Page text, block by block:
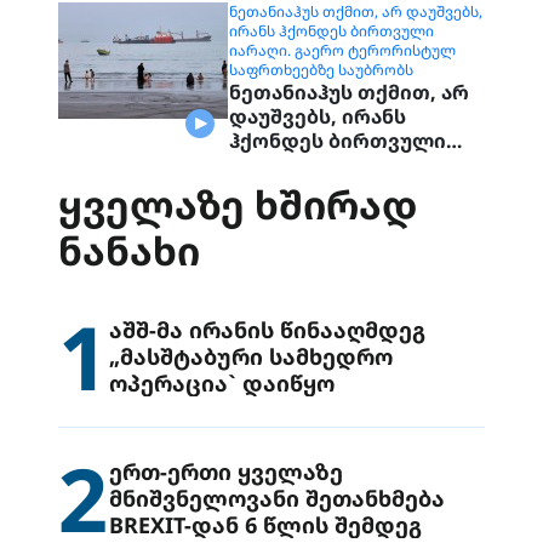
ᲜᲔᲗᲐᲜᲘᲐᲰᲣᲡ ᲗᲥᲛᲘᲗ, ᲐᲠ ᲓᲐᲣᲨᲕᲔᲑᲡ,
ᲘᲠᲐᲜᲡ ᲰᲥᲝᲜᲓᲔᲡ ᲑᲘᲠᲗᲕᲣᲚᲘ
ᲘᲐᲠᲐᲦᲘ. ᲒᲐᲔᲠᲝ ᲢᲔᲠᲝᲠᲘᲡᲢᲣᲚ
ᲡᲐᲤᲠᲗᲮᲔᲔᲑᲖᲔ ᲡᲐᲣᲑᲠᲝᲑᲡ
ნეთანიაჰუს თქმით, არ
დაუშვებს, ირანს
ჰქონდეს ბირთვული
ტერორისტულ
საფრთხეებზე
საუბრობს
ᲧᲕᲔᲚᲐᲖᲔ ᲮᲨᲘᲠᲐᲓ
ᲜᲐᲜᲐᲮᲘ
1 აშშ-მა ირანის წინააღმდეგ
„მასშტაბური სამხედრო
ოპერაცია` დაიწყო
2ერთ-ერთი ყველაზე
მნიშვნელოვანი შეთანხმება
BREXIT-დან 6 წლის შემდეგ